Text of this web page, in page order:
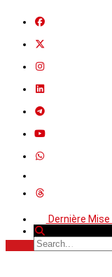
Dernière
Dernière